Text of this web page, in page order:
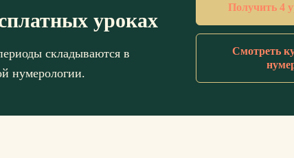
уроках
складываются в
нумерологии.
Получить 4
Смотреть